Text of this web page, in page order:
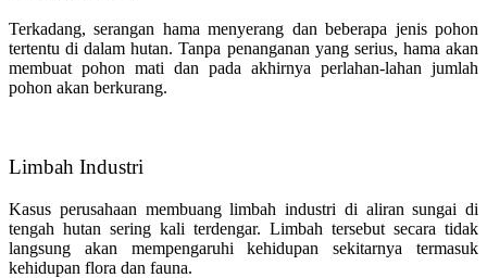
Terkadang, serangan hama menyerang dan beberapa jenis pohon
tertentu di dalam hutan. Tanpa penanganan yang serius, hama akan
membuat pohon mati dan pada akhirnya perlahan-lahan jumlah
pohon akan berkurang.
Limbah Industri
Kasus perusahaan membuang limbah industri di aliran sungai di
tengah hutan sering kali terdengar. Limbah tersebut secara tidak
langsung akan mempengaruhi kehidupan sekitarnya termasuk
kehidupan flora dan fauna.